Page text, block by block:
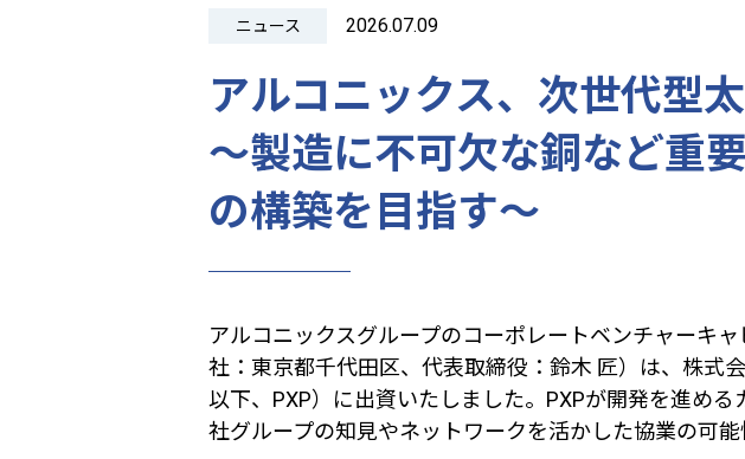
ニュース 2026.07.09
アルコニックス、次世代型
～製造に不可欠な銅など重
の構築を目指す～
アルコニックスグループのコーポレートベンチャーキャ
社：東京都千代田区、代表取締役：鈴木 匠）は、株式
以下、 PXP）に出資いたしました。 PXPが開発を進める
社グループの知見やネットワークを活かした協業の可能